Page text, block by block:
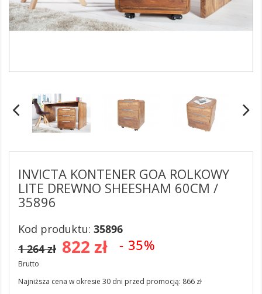
INVICTA KONTENER GOA ROLKOWY
LITE DREWNO SHEESHAM 60CM /
35896
Kod produktu: 35896
822 zł - 35%
1 264 zł
Brutto
Najniższa cena w okresie 30 dni przed promocją: 866 zł